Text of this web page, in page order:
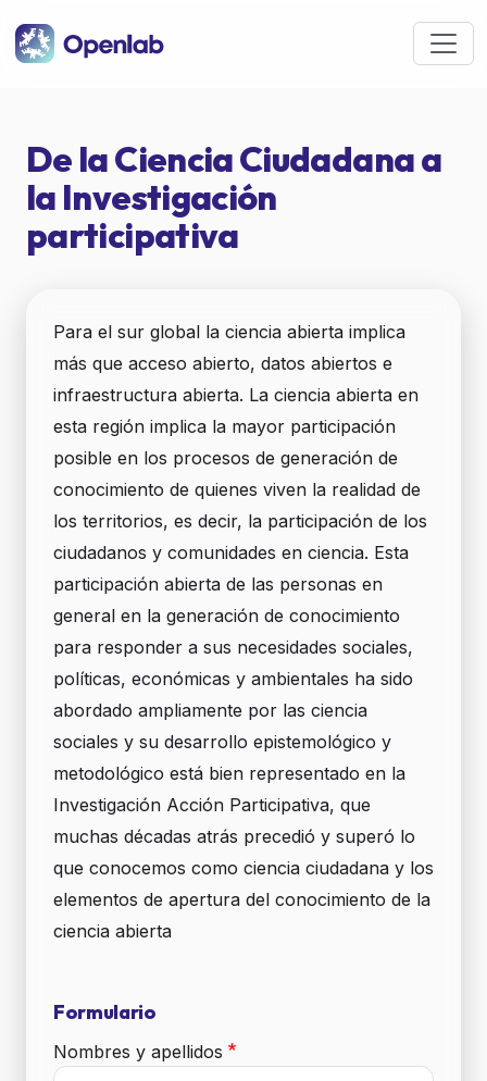
De la Ciencia Ciudadana a
la Investigación
participativa
Para el sur global la ciencia abierta implica
más que acceso abierto, datos abiertos e
infraestructura abierta. La ciencia abierta en
esta región implica la mayor participación
posible en los procesos de generación de
conocimiento de quienes viven la realidad de
los territorios, es decir, la participación de los
ciudadanos y comunidades en ciencia. Esta
participación abierta de las personas en
general en la generación de conocimiento
para responder a sus necesidades sociales,
políticas, económicas y ambientales ha sido
abordado ampliamente por las ciencia
sociales y su desarrollo epistemológico y
metodológico está bien representado en la
Investigación Acción Participativa, que
muchas décadas atrás precedió y superó lo
que conocemos como ciencia ciudadana y los
elementos de apertura del conocimiento de la
ciencia abierta
Formulario
Nombres y apellidos